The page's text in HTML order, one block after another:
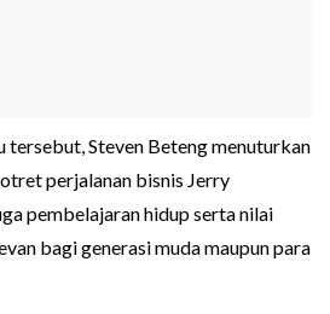
tersebut, Steven Beteng menuturkan
perjalanan bisnis Jerry
pembelajaran hidup serta nilai
bagi generasi muda maupun para